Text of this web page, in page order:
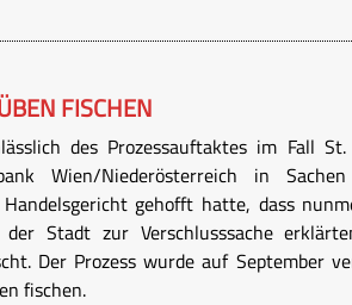
FISCHEN
des Prozessauftaktes im Fall
Wien/Niederösterreich in
gehofft hatte, dass
der Stadt zur Verschlusssache
Der Prozess wurde auf September
fischen.